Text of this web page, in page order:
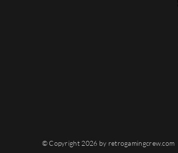
© Copyright 2026 by retrogamingcrew.com